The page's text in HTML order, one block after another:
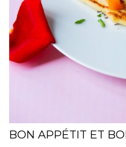
BON APPÉTIT ET